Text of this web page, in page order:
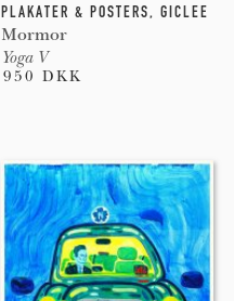
PLAKATER & POSTERS, GICLEE
Mormor
Yoga V
950 DKK